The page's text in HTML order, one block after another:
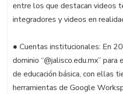
entre los que destacan videos
integradores y videos en
● Cuentas institucionales: En
dominio “@jalisco.edu.mx”
de educación básica, con ellas
herramientas de Google